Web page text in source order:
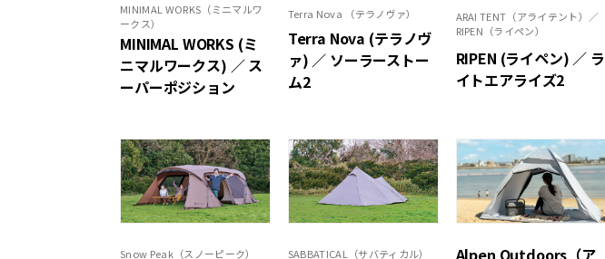
MINIMAL WORKS（ミニマルワ
ークス）
MINIMAL WORKS (ミ
ニマルワークス) ／ ス
ーパーポジション
Terra Nova （テラノヴァ）
Terra Nova (テラノヴ
ァ) ／ ソーラーストー
ム2
ARAI TENT（アライテント）／
RIPEN（ライペン）
RIPEN (ライペン) ／ ラ
イトエアライズ2
Snow Peak（スノーピーク） SABBATICAL（サバティカル）
Alpen Outdoors（ア